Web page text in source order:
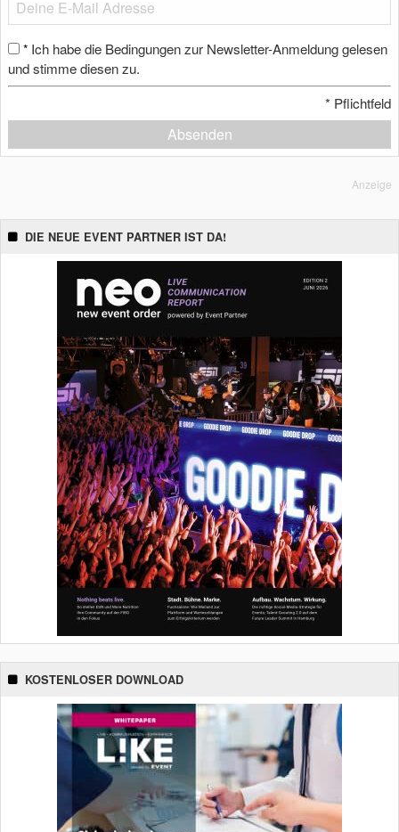
* Ich habe die Bedingungen zur Newsletter-Anmeldung gelesen
und stimme diesen zu.
* Pflichtfeld
Absenden
Anzeige
DIE NEUE EVENT PARTNER IST DA!
KOSTENLOSER DOWNLOAD